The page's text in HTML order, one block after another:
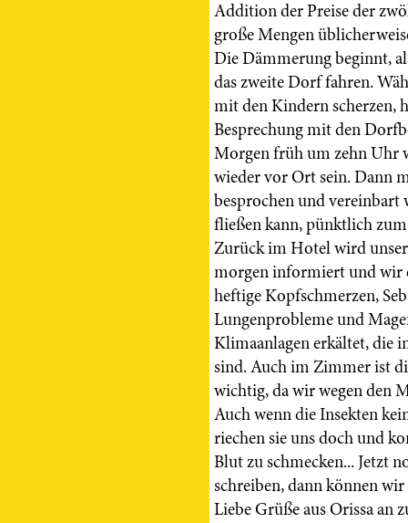
Addition der Preise der
große Mengen
Die Dämmerung beginnt,
das zweite Dorf fahren.
mit den Kindern scherzen,
Besprechung mit den
Morgen früh um zehn Uhr
wieder vor Ort sein. Dann
besprochen und vereinbart
fließen kann, pünktlich
Zurück im Hotel wird
morgen informiert und wir
heftige Kopfschmerzen,
Lungenprobleme und
Klimaanlagen erkältet, die
sind. Auch im Zimmer ist
wichtig, da wir wegen den
Auch wenn die Insekten
riechen sie uns doch und
Blut zu schmecken... Jetzt
schreiben, dann können wir
Liebe Grüße aus Orissa an